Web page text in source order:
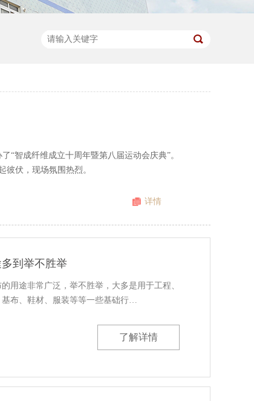
“智成纤维成立十周年暨第八届运动会庆典”。
伏，现场氛围热烈。
详情
到举不胜举
用途非常广泛，举不胜举，大多是用于工程、
布、鞋材、服装等等一些基础行…
了解详情